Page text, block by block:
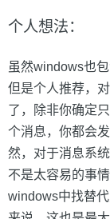
个人想法：
虽然windows也
但是个人推荐，
了，除非你确定
个消息，你都会
然，对于消息系
不是太容易的事
windows中找替